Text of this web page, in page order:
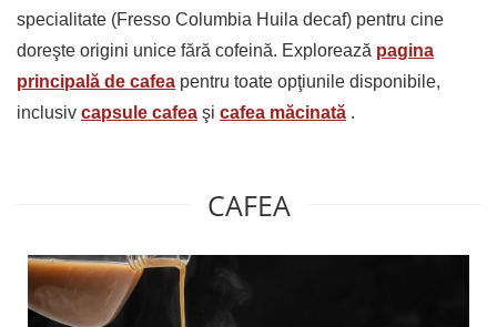
specialitate (Fresso Columbia Huila decaf) pentru cine
doreşte origini unice fără cofeină. Explorează pagina
principală de cafea pentru toate opţiunile disponibile,
inclusiv capsule cafea şi cafea măcinată .
CAFEA